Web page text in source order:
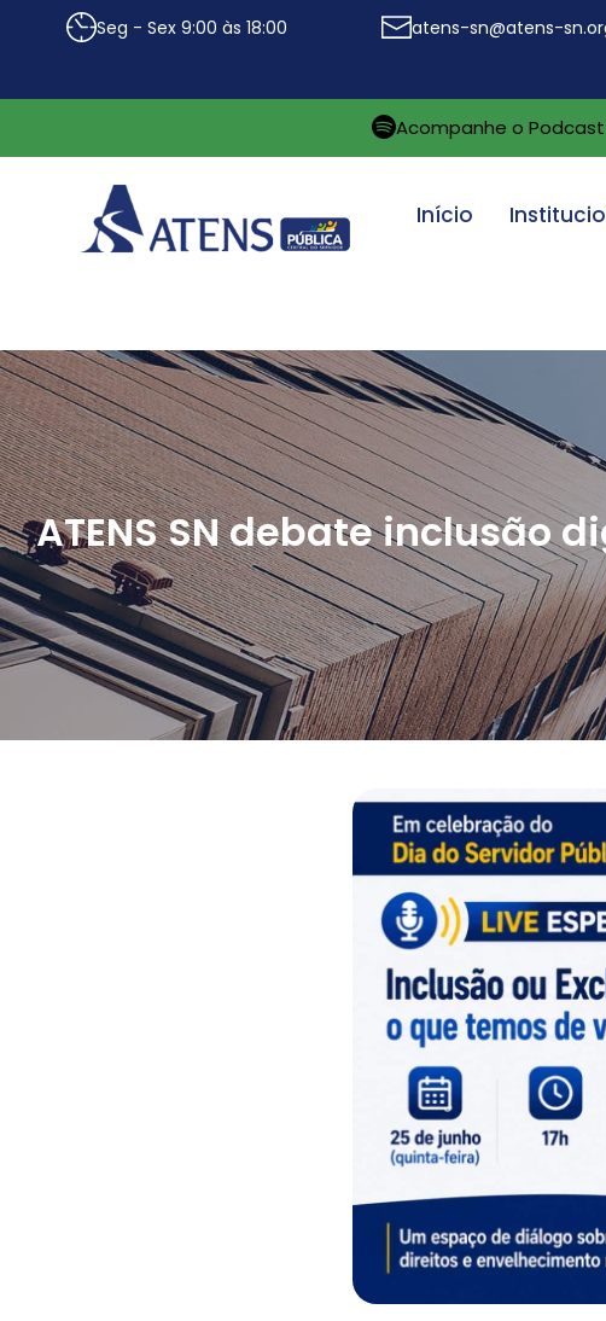
Seg - Sex 9:00 às 18:00 atens-sn@atens-
Acompanhe o
Início
ATENS SN debate inclusão